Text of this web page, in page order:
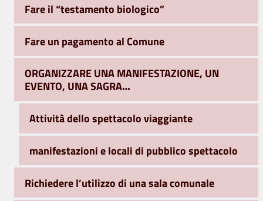
Fare il “testamento biologico”
Fare un pagamento al Comune
ORGANIZZARE UNA MANIFESTAZIONE, UN
EVENTO, UNA SAGRA…
Attività dello spettacolo viaggiante
manifestazioni e locali di pubblico spettacolo
Richiedere l’utilizzo di una sala comunale